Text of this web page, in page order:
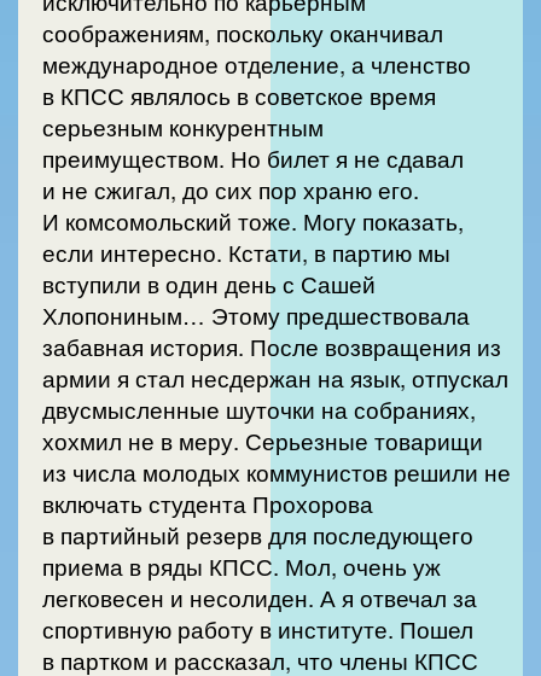
соображениям, поскольку оканчивал
международное отделение, а членство
в КПСС являлось в советское время
серьезным конкурентным
преимуществом. Но билет я не сдавал
и не сжигал, до сих пор храню его.
И комсомольский тоже. Могу показать,
если интересно. Кстати, в партию мы
вступили в один день с Сашей
Хлопониным… Этому предшествовала
забавная история. После возвращения из
армии я стал несдержан на язык, отпускал
двусмысленные шуточки на собраниях,
хохмил не в меру. Серьезные товарищи
из числа молодых коммунистов решили не
включать студента Прохорова
в партийный резерв для последующего
приема в ряды КПСС. Мол, очень уж
легковесен и несолиден. А я отвечал за
спортивную работу в институте. Пошел
в партком и рассказал, что члены КПСС